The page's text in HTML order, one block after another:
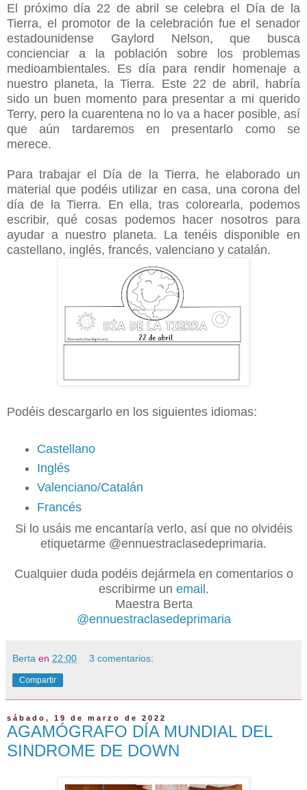
El próximo día 22 de abril se celebra el Día de la
Tierra, el promotor de la celebración fue el senador
estadounidense Gaylord Nelson, que busca
concienciar a la población sobre los problemas
medioambientales. Es día para rendir homenaje a
nuestro planeta, la Tierra. Este 22 de abril, habría
sido un buen momento para presentar a mi querido
Terry, pero la cuarentena no lo va a hacer posible, así
que aún tardaremos en presentarlo como se
merece.
Para trabajar el Día de la Tierra, he elaborado un
material que podéis utilizar en casa, una corona del
día de la Tierra. En ella, tras colorearla, podemos
escribir, qué cosas podemos hacer nosotros para
ayudar a nuestro planeta. La tenéis disponible en
castellano, inglés, francés, valenciano y catalán.
Podéis descargarlo en los siguientes idiomas:
Castellano
Inglés
Valenciano/Catalán
Francés
Si lo usáis me encantaría verlo, así que no olvidéis
etiquetarme @ennuestraclasedeprimaria.
Cualquier duda podéis dejármela en comentarios o
escribirme un email .
Maestra Berta
@ennuestraclasedeprimaria
Berta en 22:00 3 comentarios:
Compartir
sábado, 19 de marzo de 2022
AGAMÓGRAFO DÍA MUNDIAL DEL
SINDROME DE DOWN